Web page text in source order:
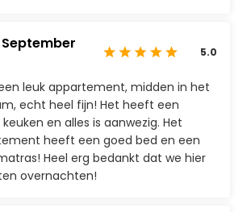
September
5.0
leuk appartement, midden in het
echt heel fijn! Het heeft een
en alles is aanwezig. Het
heeft een goed bed en een
Heel erg bedankt dat we hier
overnachten!